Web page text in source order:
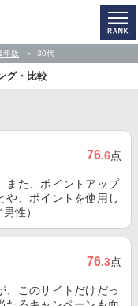
年版 30代
グ・比較
76.6点
また、ポイントアップ
や、ポイントを使用し
性）
76.3点
、このサイトだけだっ